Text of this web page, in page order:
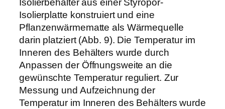
Isolierbehälter aus einer Styropor-
Isolierplatte konstruiert und eine
Pflanzenwärmematte als Wärmequelle
darin platziert (Abb. 9). Die Temperatur im
Inneren des Behälters wurde durch
Anpassen der Öffnungsweite an die
gewünschte Temperatur reguliert. Zur
Messung und Aufzeichnung der
Temperatur im Inneren des Behälters wurde